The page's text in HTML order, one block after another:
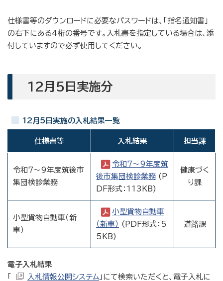
仕様書等のダウンロードに必要なパスワードは、「指名通知書」
の右下にある4桁の番号です。入札書を指定している場合は、添
付していますので必ず使用してください。
12月5日実施分
12月5日実施の入札結果一覧
仕様書等 入札結果 担当課
令和7～9年度筑後市
集団検診業務
令和7～9年度筑
後市集団検診業務 (P
DF形式：113KB)
健康づく
り課
小型貨物自動車（新
車）
小型貨物自動車
（新車） (PDF形式：5
5KB)
道路課
電子入札結果
「
入札情報公開システム 」にて検索いただくと、電子入札に